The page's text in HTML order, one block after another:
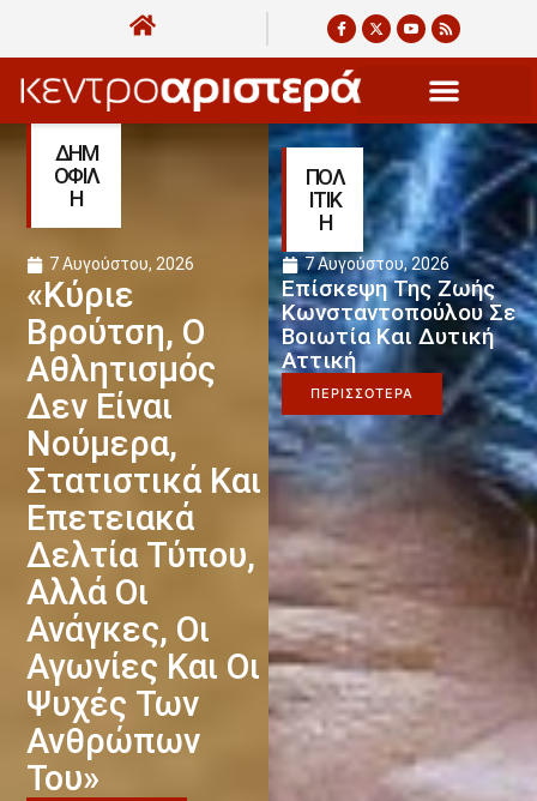
ΔΗΜ
ΟΦΙΛ
Η
7 Αυγούστου, 2026
«Κύριε
Βρούτση, Ο
Αθλητισμός
Δεν Είναι
Νούμερα,
Στατιστικά Και
Επετειακά
Δελτία Τύπου,
Αλλά Οι
Ανάγκες, Οι
Αγωνίες Και Οι
Ψυχές Των
Ανθρώπων
Του»
ΠΟΛ
ΙΤΙΚ
Η
7 Αυγούστου, 2026
Επίσκεψη Της Ζωής
Κωνσταντοπούλου Σε
Βοιωτία Και Δυτική
Αττική
ΠΕΡΙΣΣΟΤΕΡΑ